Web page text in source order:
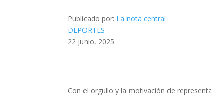
Publicado por: La nota central
DEPORTES
22 junio, 2025
Con el orgullo y la motivación de